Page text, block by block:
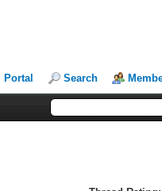
Portal Search